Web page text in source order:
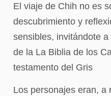
El viaje de Chih no es
descubrimiento y
sensibles, invitándote
de la La Biblia de los
testamento del Gris
Los personajes eran, a